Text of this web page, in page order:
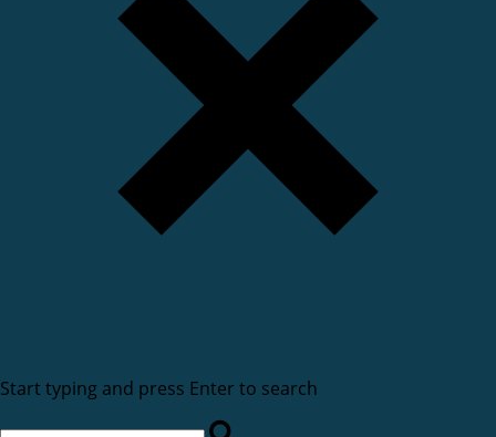
Start typing and press Enter to search